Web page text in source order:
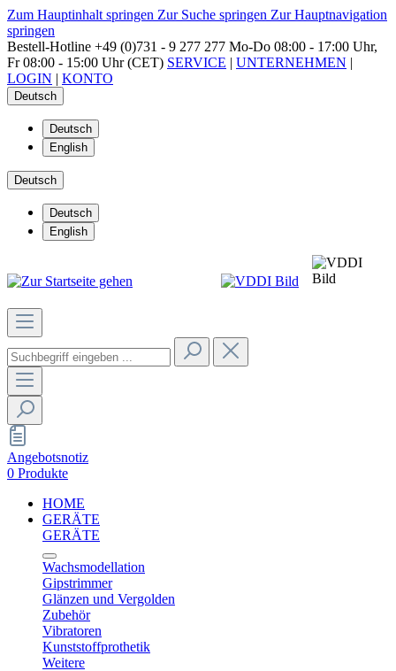
Zum Hauptinhalt springen Zur Suche springen Zur Hauptnavigation
springen
Bestell-Hotline +49 (0)731 - 9 277 277 Mo-Do 08:00 - 17:00 Uhr,
Fr 08:00 - 15:00 Uhr (CET) SERVICE | UNTERNEHMEN |
LOGIN | KONTO
Deutsch
Deutsch
English
Deutsch
Deutsch
English
Angebotsnotiz
0 Produkte
HOME
GERÄTE
GERÄTE
Wachsmodellation
Gipstrimmer
Glänzen und Vergolden
Zubehör
Vibratoren
Kunststoffprothetik
Weitere